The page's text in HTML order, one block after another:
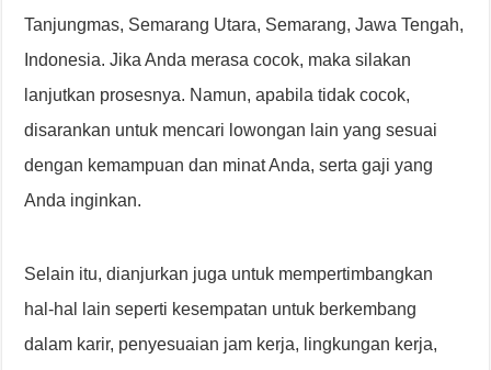
Tanjungmas, Semarang Utara, Semarang, Jawa Tengah,
Indonesia. Jika Anda merasa cocok, maka silakan
lanjutkan prosesnya. Namun, apabila tidak cocok,
disarankan untuk mencari lowongan lain yang sesuai
dengan kemampuan dan minat Anda, serta gaji yang
Anda inginkan.
Selain itu, dianjurkan juga untuk mempertimbangkan
hal-hal lain seperti kesempatan untuk berkembang
dalam karir, penyesuaian jam kerja, lingkungan kerja,